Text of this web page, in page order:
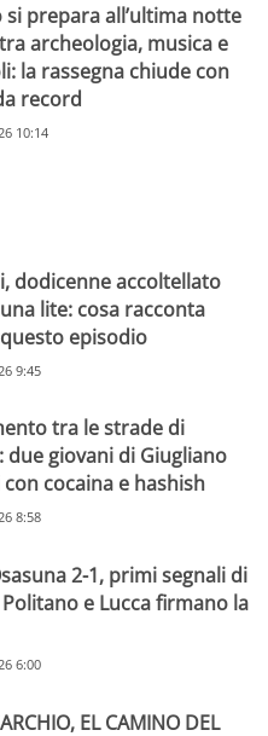
si prepara all’ultima notte
archeologia, musica e
la rassegna chiude con
record
10:14
dodicenne accoltellato
lite: cosa racconta
episodio
9:45
tra le strade di
due giovani di Giugliano
cocaina e hashish
8:58
2-1, primi segnali di
e Lucca firmano la
6:00
EL CAMINO DEL